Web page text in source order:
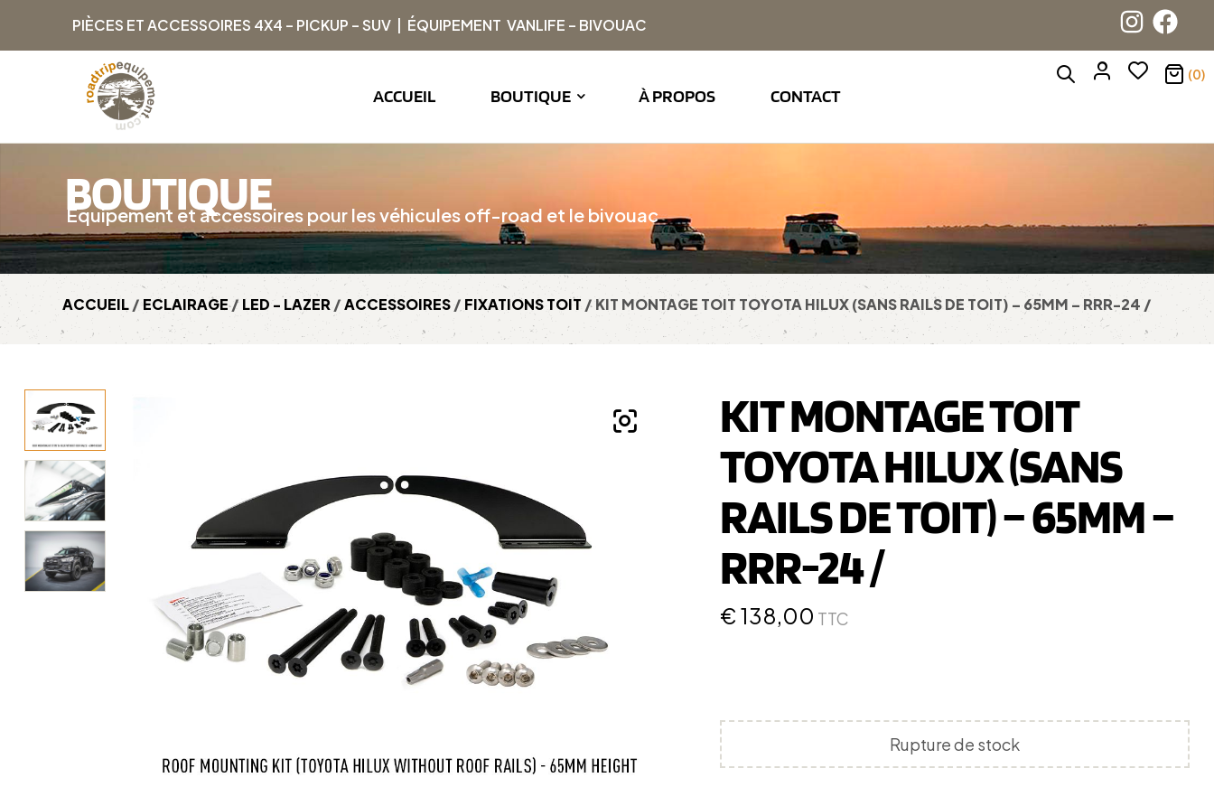
PIÈCES ET ACCESSOIRES 4X4 – PICKUP – SUV | ÉQUIPEMENT VANLIFE – BIVOUAC
ACCUEIL BOUTIQUE À PROPOS CONTACT
(0)
BOUTIQUE
Équipement et accessoires pour les véhicules off-road et le bivouac
ACCUEIL/ ECLAIRAGE/ LED - LAZER /ACCESSOIRES/ FIXATIONS TOIT / KIT MONTAGE TOIT TOYOTA HILUX (SANS RAILS DE TOIT) – 65MM – RRR-24 /
KIT MONTAGE TOIT
TOYOTA HILUX (SANS
RAILS DE TOIT) – 65MM –
RRR-24 /
€ 138,00 TTC
Rupture de stock